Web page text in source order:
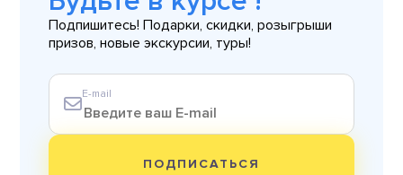
Подпишитесь! Подарки, скидки, розыгрыши
призов, новые экскурсии, туры!
E-mail
ПОДПИСАТЬСЯ